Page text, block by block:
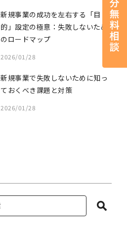
新規事業の成功を左右する「目
的」設定の極意：失敗しないため
のロードマップ
2026/01/28
新規事業で失敗しないために知っ
ておくべき課題と対策
2026/01/28